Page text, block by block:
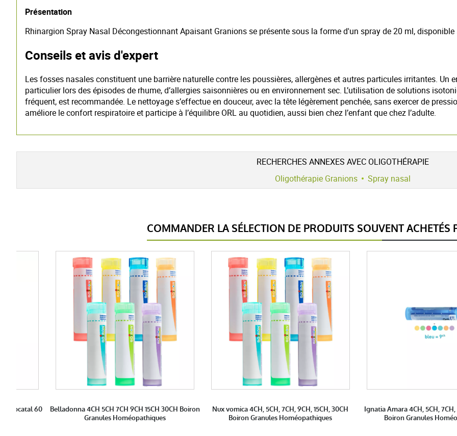
Présentation
Rhinargion Spray Nasal Décongestionnant Apaisant Granions se présente sous la forme d'un spray de 20 ml,
Conseils et avis d'expert
Les fosses nasales constituent une barrière naturelle contre les poussières, allergènes et autres particules irritantes. Un
particulier lors des épisodes de rhume, d’allergies saisonnières ou en environnement sec. L’utilisation de solutions
fréquent, est recommandée. Le nettoyage s’effectue en douceur, avec la tête légèrement penchée, sans exercer de
améliore le confort respiratoire et participe à l’équilibre ORL au quotidien, aussi bien chez l’enfant que chez l’adulte.
RECHERCHES ANNEXES AVEC OLIGOTHÉRAPIE
Oligothérapie Granions
Spray nasal
COMMANDER LA SÉLECTION DE PRODUITS SOUVENT ACHETÉS
Labcatal 60
Belladonna 4CH 5CH 7CH 9CH 15CH 30CH Boiron
Granules Homéopathiques
Nux vomica 4CH, 5CH, 7CH, 9CH, 15CH, 30CH
Boiron Granules Homéopathiques
Ignatia Amara 4CH, 5CH, 7CH,
Boiron Granules